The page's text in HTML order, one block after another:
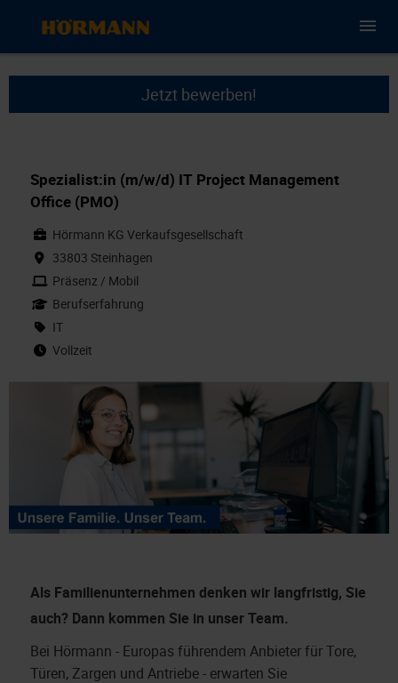
Jetzt bewerben!
Spezialist:in (m/w/d) IT Project Management
Office (PMO)
Hörmann KG Verkaufsgesellschaft
33803 Steinhagen
Präsenz / Mobil
Berufserfahrung
IT
Vollzeit
Als Familienunternehmen denken wir langfristig, Sie
auch? Dann kommen Sie in unser Team.
Bei Hörmann - Europas führendem Anbieter für Tore,
Türen, Zargen und Antriebe - erwarten Sie